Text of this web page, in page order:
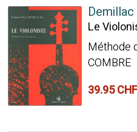
Le
Méthode
COMBRE
39.95 CHF